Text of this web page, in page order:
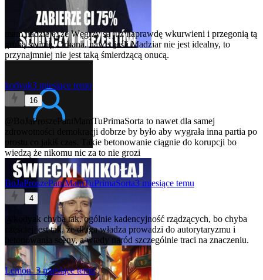
mam nadzieję, że Węgrzy są już naprawdę wkurwieni i przegonią tą
grubą świnię, Orbana. nawet jeśli Madziar nie jest idealny, to
przynajmniej nie jest taką śmierdzącą onucą.
kodyak3 miesiące temu
16
@BoJaProszePaniMamTuPrimaSorta to nawet dla samej
zdrowotności demokracji dobrze by było aby wygrała inna partia po
prostu co jakiś czas. Takie betonowanie ciągnie do korupcji bo
wiedzą że nikomu nic za to nie grozi
BoJaProszePaniMamTuPrimaSorta3 miesiące temu
4
@kodyak chyba tak. ogólnie kadencyjność rządzących, bo chyba
częściej jest tak, że długa władza prowadzi do autorytaryzmu i
betonowania sceny, a wtedy naród szczególnie traci na znaczeniu.
Lemon_3 miesiące temu